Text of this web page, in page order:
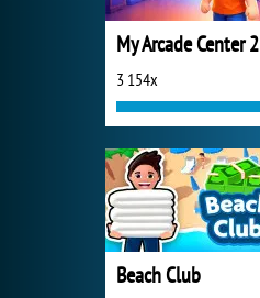
My Arcade Center 2
3 154x
Beach Club